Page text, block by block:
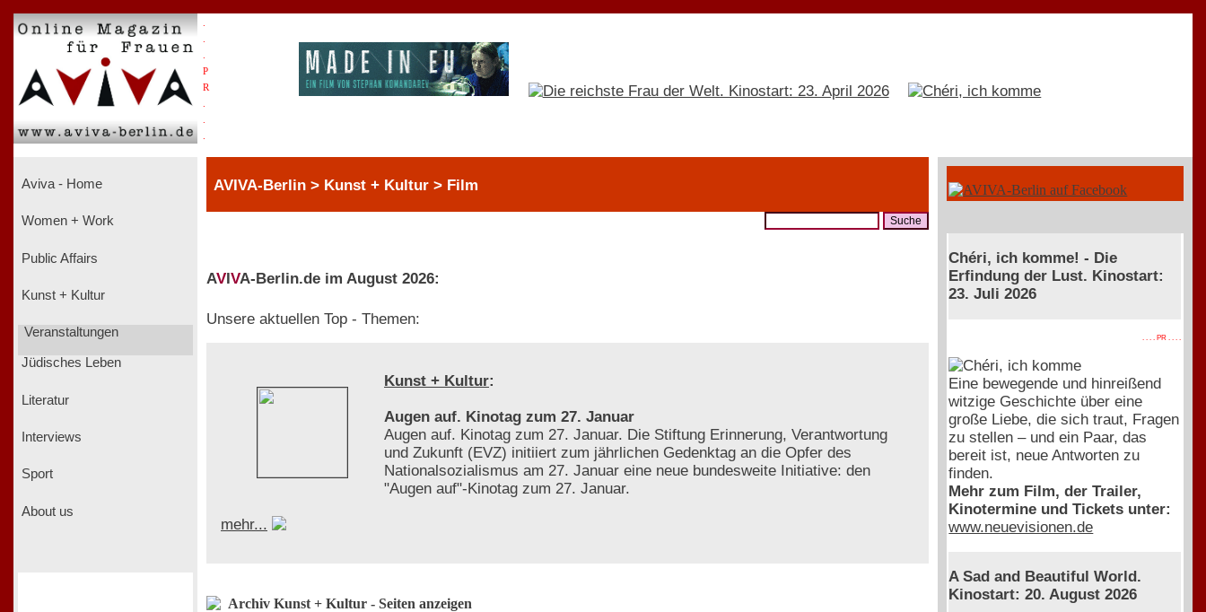
P
R
Aviva - Home
Women + Work
Public Affairs
Kunst + Kultur
Veranstaltungen
Jüdisches Leben
Literatur
Interviews
Sport
About us
AVIVA-Berlin > Kunst + Kultur > Film
AVIVA-Berlin.de im August 2026:
Unsere aktuellen Top - Themen:
Kunst + Kultur:
Augen auf. Kinotag zum 27. Januar
Augen auf. Kinotag zum 27. Januar. Die Stiftung Erinnerung, Verantwortung
und Zukunft (EVZ) initiiert zum jährlichen Gedenktag an die Opfer des
Nationalsozialismus am 27. Januar eine neue bundesweite Initiative: den
"Augen auf"-Kinotag zum 27. Januar.
mehr...
Archiv Kunst + Kultur - Seiten anzeigen
Chéri, ich komme! - Die
Erfindung der Lust. Kinostart:
23. Juli 2026
. . . . PR . . . .
Eine bewegende und hinreißend
witzige Geschichte über eine
große Liebe, die sich traut, Fragen
zu stellen – und ein Paar, das
bereit ist, neue Antworten zu
finden.
Mehr zum Film, der Trailer,
Kinotermine und Tickets unter:
www.neuevisionen.de
A Sad and Beautiful World.
Kinostart: 20. August 2026